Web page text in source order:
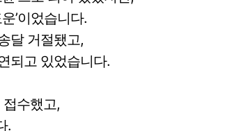
’이었습니다.
달 거절됐고,
되고 있었습니다.
수했고,
.